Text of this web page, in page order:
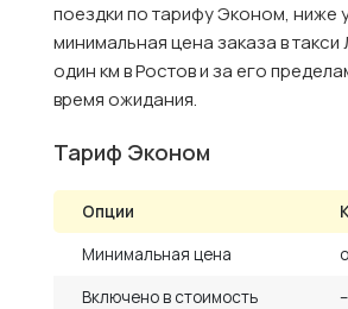
поездки по тарифу Эконом, ниже
минимальная цена заказа в
один км в Ростов и за его
время ожидания.
Тариф Эконом
Опции
Минимальная цена
Включено в стоимость